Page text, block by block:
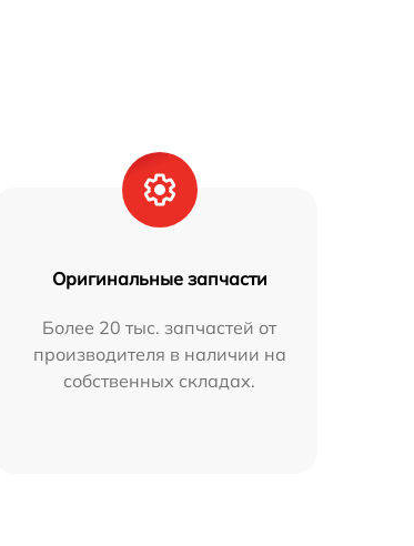
Оригинальные запчасти
Более 20 тыс. запчастей от
производителя в наличии на
собственных складах.